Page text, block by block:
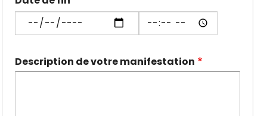
de
Date
Date
de
Heure
Description de votre manifestation